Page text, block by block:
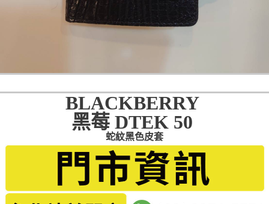
BLACKBERRY
黑莓 DTEK 50
蛇紋黑色皮套